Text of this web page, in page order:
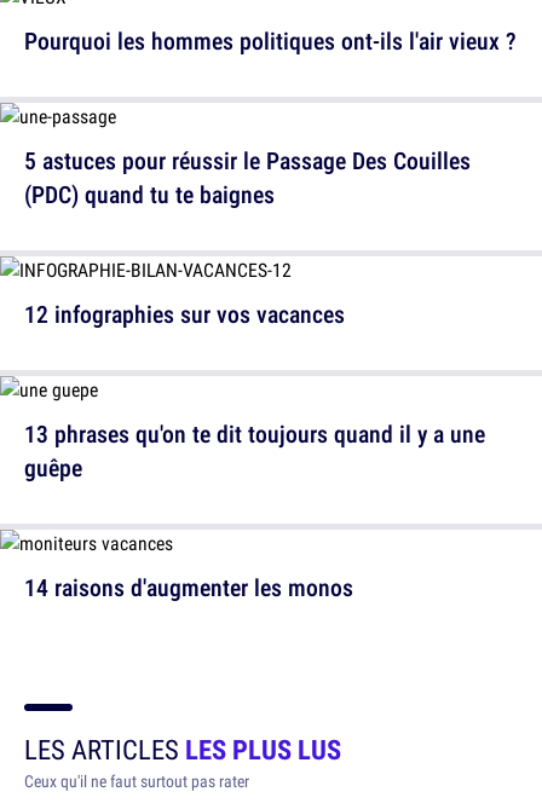
5 astuces pour réussir le Passage Des Couilles
(PDC) quand tu te baignes
13 phrases qu'on te dit toujours quand il y a une
guêpe
Pourquoi les hommes politiques ont-ils l'air vieux ?
12 infographies sur vos vacances
14 raisons d'augmenter les monos
LES ARTICLES LES PLUS LUS
Ceux qu'il ne faut surtout pas rater